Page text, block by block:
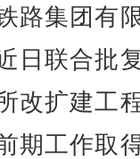
路集团有
日联合批
改扩建工
期工作取